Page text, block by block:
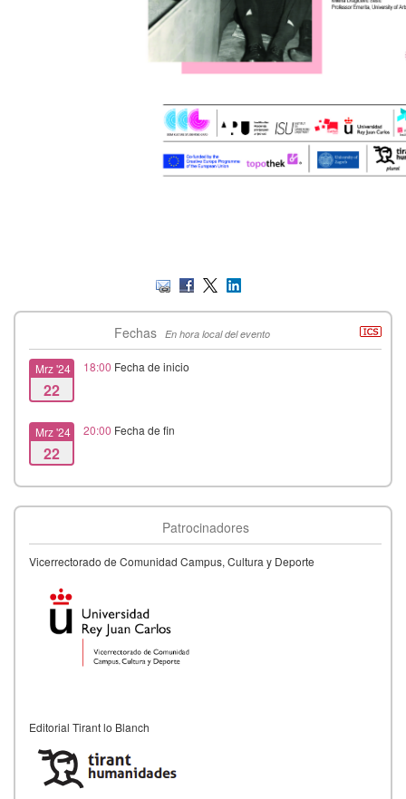
Fechas En hora local del evento
Mrz '24
22
18:00 Fecha de inicio
Mrz '24
22
20:00 Fecha de fin
Patrocinadores
Vicerrectorado de Comunidad Campus, Cultura y Deporte
Editorial Tirant lo Blanch